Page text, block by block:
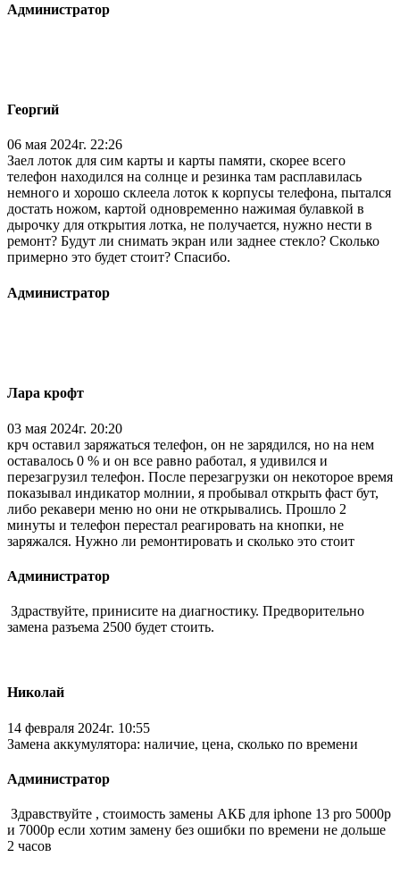
Администратор
Георгий
06 мая 2024г. 22:26
Заел лоток для сим карты и карты памяти, скорее всего
телефон находился на солнце и резинка там расплавилась
немного и хорошо склеела лоток к корпусы телефона, пытался
достать ножом, картой одновременно нажимая булавкой в
дырочку для открытия лотка, не получается, нужно нести в
ремонт? Будут ли снимать экран или заднее стекло? Сколько
примерно это будет стоит? Спасибо.
Администратор
Лара крофт
03 мая 2024г. 20:20
крч оставил заряжаться телефон, он не зарядился, но на нем
оставалось 0 % и он все равно работал, я удивился и
перезагрузил телефон. После перезагрузки он некоторое время
показывал индикатор молнии, я пробывал открыть фаст бут,
либо рекавери меню но они не открывались. Прошло 2
минуты и телефон перестал реагировать на кнопки, не
заряжался. Нужно ли ремонтировать и сколько это стоит
Администратор
Здраствуйте, принисите на диагностику. Предворительно
замена разъема 2500 будет стоить.
Николай
14 февраля 2024г. 10:55
Замена аккумулятора: наличие, цена, сколько по времени
Администратор
Здравствуйте , стоимость замены АКБ для iphone 13 pro 5000р
и 7000р если хотим замену без ошибки по времени не дольше
2 часов